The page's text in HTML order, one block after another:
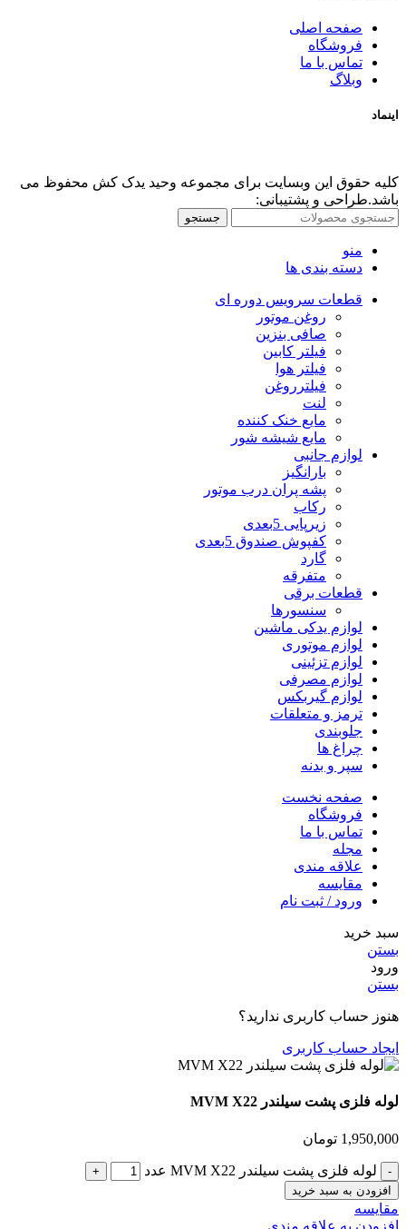
صفحه اصلی
فروشگاه
تماس با ما
وبلاگ
اینماد
کلیه حقوق این وبسایت برای مجموعه وحید یدک کش محفوظ می
باشد.طراحی و پشتیبانی:
جستجو
منو
دسته بندی ها
قطعات سرویس دوره ای
روغن موتور
صافی بنزین
فیلتر کابین
فیلتر هوا
فیلترروغن
لنت
مایع خنک کننده
مایع شیشه شور
لوازم جانبی
بارانگیز
پشه پران درب موتور
رکاب
زیرپایی 5بعدی
کفپوش صندوق 5بعدی
گارد
متفرقه
قطعات برقی
سنسورها
لوازم یدکی ماشین
لوازم موتوری
لوازم تزئینی
لوازم مصرفی
لوازم گیربکس
ترمز و متعلقات
جلوبندی
چراغ ها
سپر و بدنه
صفحه نخست
فروشگاه
تماس با ما
مجله
علاقه مندی
مقایسه
ورود / ثبت نام
سبد خرید
بستن
ورود
بستن
هنوز حساب کاربری ندارید؟
ایجاد حساب کاربری
لوله فلزی پشت سیلندر MVM X22
1,950,000 تومان
لوله فلزی پشت سیلندر MVM X22 عدد
افزودن به سبد خرید
مقایسه
افزودن به علاقه مندی